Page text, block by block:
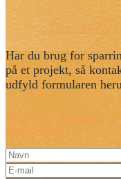
Tlf.: +45 65
Har du brug for
på et projekt, så
udfyld formularen
info@steffensten.dk
65 91 64 30